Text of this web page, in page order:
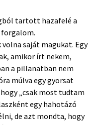
tartott hazafelé a
forgalom.
saját magukat. Egy
amikor írt nekem,
a pillanatban nem
múlva egy gyorsat
„csak most tudtam
egy hahotázó
de azt mondta, hogy